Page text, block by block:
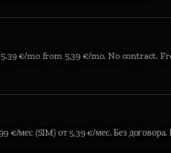
€/mo from 5,39 €/mo. No contract.
мес (SIM) от 5,39 €/мес. Без договора.